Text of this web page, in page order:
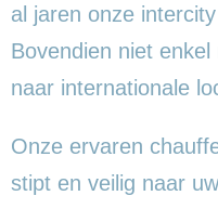
al jaren onze
Bovendien niet
naar internationale
Onze ervaren
stipt en veilig naar